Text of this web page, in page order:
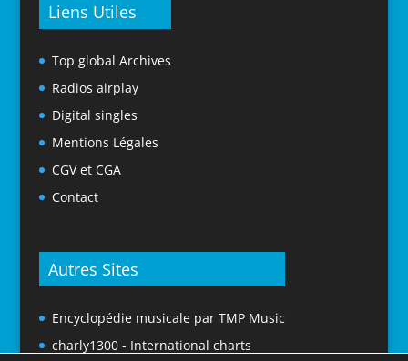
Liens Utiles
Top global Archives
Radios airplay
Digital singles
Mentions Légales
CGV et CGA
Contact
Autres Sites
Encyclopédie musicale par TMP Music
charly1300 - International charts